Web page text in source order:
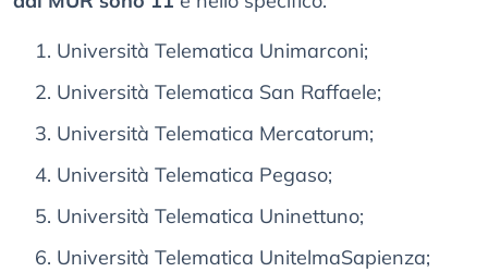
Università Telematica Unimarconi;
Università Telematica San Raffaele;
Università Telematica Mercatorum;
Università Telematica Pegaso;
Università Telematica Uninettuno;
Università Telematica UnitelmaSapienza;